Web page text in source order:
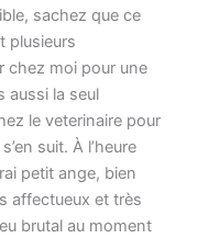
sachez que ce
plusieurs
chez moi pour une
aussi la seul
le veterinaire pour
suit. À l’heure
petit ange, bien
affectueux et très
brutal au moment